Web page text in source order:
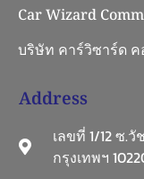
Car Wizard
บริษัท คาร์วิซาร์ด
Address
เลขที่ 1/12 ซ.
กรุงเทพฯ